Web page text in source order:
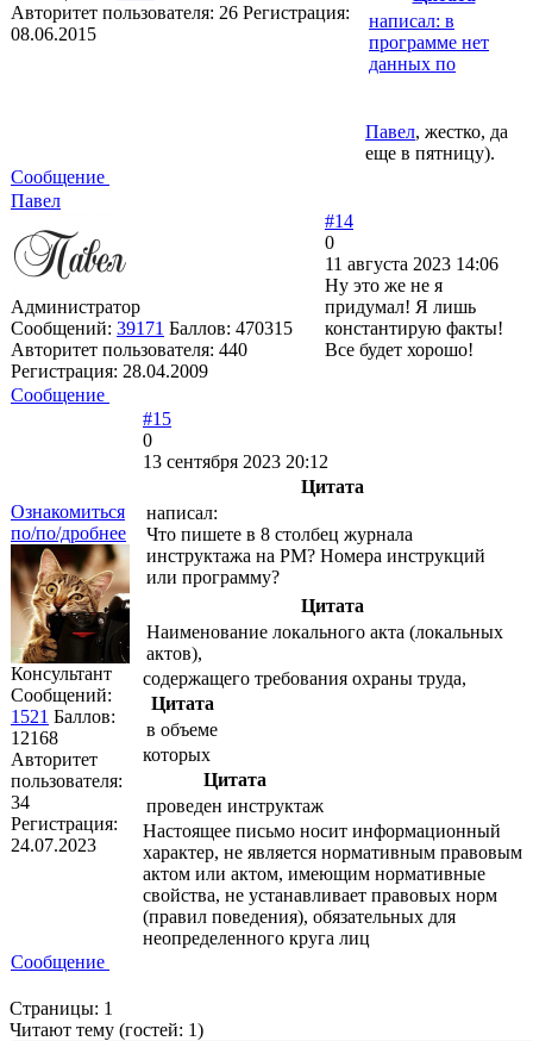
Авторитет пользователя: 26 Регистрация:
08.06.2015
написал: в
программе нет
данных по
Павел, жестко, да
еще в пятницу).
Сообщение
Павел
Администратор
Сообщений: 39171 Баллов: 470315
Авторитет пользователя: 440
Регистрация: 28.04.2009
#14
0
11 августа 2023 14:06
Ну это же не я
придумал! Я лишь
константирую факты!
Все будет хорошо!
Сообщение
Ознакомиться
по/по/дробнее
Консультант
Сообщений:
1521 Баллов:
12168
Авторитет
пользователя:
34
Регистрация:
24.07.2023
#15
0
13 сентября 2023 20:12
Цитата
написал:
Что пишете в 8 столбец журнала
инструктажа на РМ? Номера инструкций
или программу?
Цитата
Наименование локального акта (локальных
актов),
содержащего требования охраны труда,
Цитата
в объеме
которых
Цитата
проведен инструктаж
Настоящее письмо носит информационный
характер, не является нормативным правовым
актом или актом, имеющим нормативные
свойства, не устанавливает правовых норм
(правил поведения), обязательных для
неопределенного круга лиц
Сообщение
Страницы: 1
Читают тему (гостей: 1)